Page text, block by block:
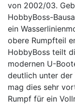
von 2002/03.
HobbyBoss-
ein
obere Rumpfteil
HobbyBoss teilt
modernen U-
deutlich unter der
mag dies sehr
Rumpf für ein